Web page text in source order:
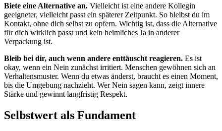
Biete eine Alternative an. Vielleicht ist eine andere Kollegin
geeigneter, vielleicht passt ein späterer Zeitpunkt. So bleibst du im
Kontakt, ohne dich selbst zu opfern. Wichtig ist, dass die Alternative
für dich wirklich passt und kein heimliches Ja in anderer
Verpackung ist.
Bleib bei dir, auch wenn andere enttäuscht reagieren. Es ist
okay, wenn ein Nein zunächst irritiert. Menschen gewöhnen sich an
Verhaltensmuster. Wenn du etwas änderst, braucht es einen Moment,
bis die Umgebung nachzieht. Wer Nein sagen kann, zeigt innere
Stärke und gewinnt langfristig Respekt.
Selbstwert als Fundament